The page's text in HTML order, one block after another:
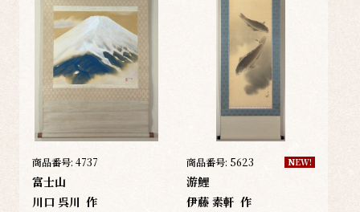
商品番号: 4737
富士山
川口 呉川 作
商品番号: 5623 NEW!
游鯉
伊藤 素軒 作